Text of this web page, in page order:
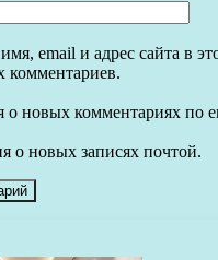
email и адрес сайта в
о новых комментариях по
о новых записях почтой.